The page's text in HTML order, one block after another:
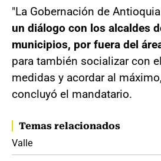
"La Gobernación de
un diálogo con los alcaldes
municipios, por fuera del
para también socializar con
medidas y acordar al
concluyó el mandatario.
Temas relacionados
Valle